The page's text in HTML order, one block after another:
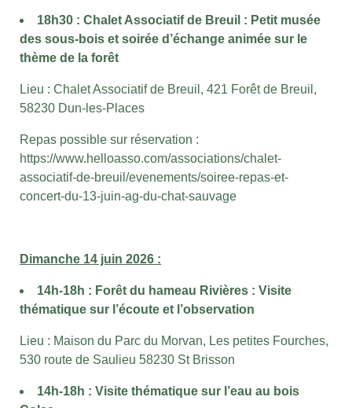
18h30 : Chalet Associatif de Breuil : Petit musée
des sous-bois et soirée d’échange animée sur le
thème de la forêt
Lieu : Chalet Associatif de Breuil, 421 Forêt de Breuil,
58230 Dun-les-Places
Repas possible sur réservation :
https://www.helloasso.com/associations/chalet-
associatif-de-breuil/evenements/soiree-repas-et-
concert-du-13-juin-ag-du-chat-sauvage
Dimanche 14 juin 2026 :
14h-18h : Forêt du hameau Rivières : Visite
thématique sur l’écoute et l’observation
Lieu : Maison du Parc du Morvan, Les petites Fourches,
530 route de Saulieu 58230 St Brisson
14h-18h : Visite thématique sur l’eau au bois